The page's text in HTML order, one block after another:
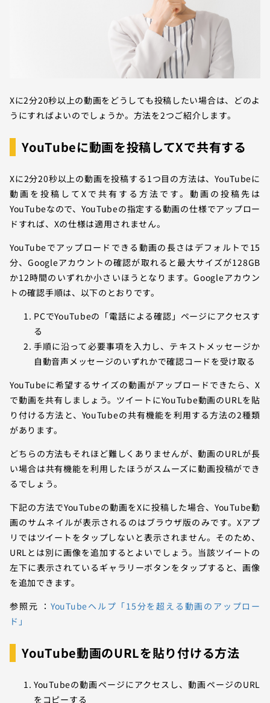
Xに2分20秒以上の動画をどうしても投稿したい場合は、どのよ
うにすればよいのでしょうか。方法を2つご紹介します。
YouTubeに動画を投稿してXで共有する
Xに2分20秒以上の動画を投稿する1つ目の方法は、YouTubeに
動画を投稿してXで共有する方法です。動画の投稿先は
YouTubeなので、YouTubeの指定する動画の仕様でアップロー
ドすれば、Xの仕様は適用されません。
YouTubeでアップロードできる動画の長さはデフォルトで15
分、Googleアカウントの確認が取れると最大サイズが128GB
か12時間のいずれか小さいほうとなります。Googleアカウン
トの確認手順は、以下のとおりです。
PCでYouTubeの「電話による確認」ページにアクセスす
る
手順に沿って必要事項を入力し、テキストメッセージか
自動音声メッセージのいずれかで確認コードを受け取る
YouTubeに希望するサイズの動画がアップロードできたら、X
で動画を共有しましょう。ツイートにYouTube動画のURLを貼
り付ける方法と、YouTubeの共有機能を利用する方法の2種類
があります。
どちらの方法もそれほど難しくありませんが、動画のURLが長
い場合は共有機能を利用したほうがスムーズに動画投稿ができ
るでしょう。
下記の方法でYouTubeの動画をXに投稿した場合、YouTube動
画のサムネイルが表示されるのはブラウザ版のみです。Xアプ
リではツイートをタップしないと表示されません。そのため、
URLとは別に画像を追加するとよいでしょう。当該ツイートの
左下に表示されているギャラリーボタンをタップすると、画像
を追加できます。
参照元 ： YouTubeヘルプ「15分を超える動画のアップロー
ド」
YouTube動画のURLを貼り付ける方法
YouTubeの動画ページにアクセスし、動画ページのURL
をコピーする